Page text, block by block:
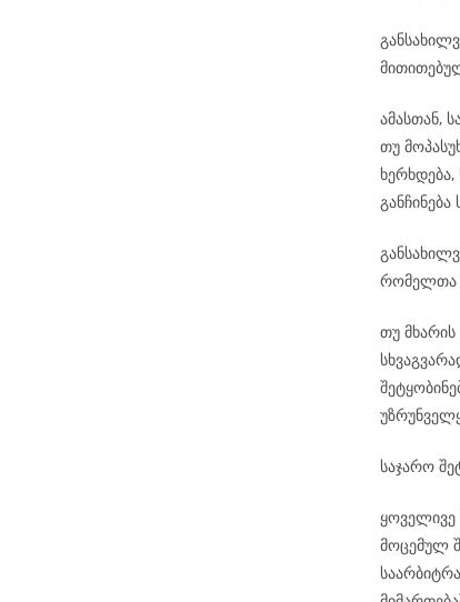
ამასთან,
თუ
რომელთა
თუ
საჯარო
ყოველივე
მოცემულ